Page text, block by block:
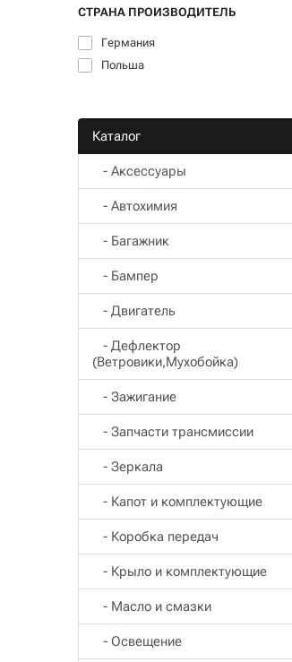
СТРАНА ПРОИЗВОДИТЕЛЬ
Германия
Польша
Каталог
- Aксессуары
- Автохимия
- Багажник
- Бампер
- Двигатель
- Дефлектор
(Ветровики,Мухобойка)
- Зажигание
- Запчасти трансмиссии
- Зеркала
- Капот и комплектующие
- Коробка передач
- Крыло и комплектующие
- Масло и смазки
- Освещение